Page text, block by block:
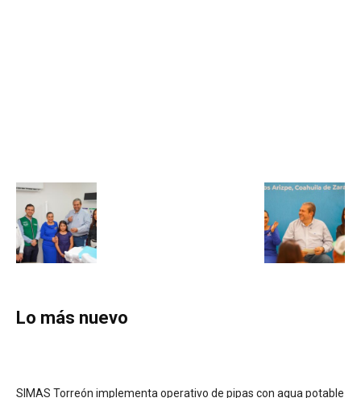
Lo más nuevo
SIMAS Torreón implementa operativo de pipas con agua potable